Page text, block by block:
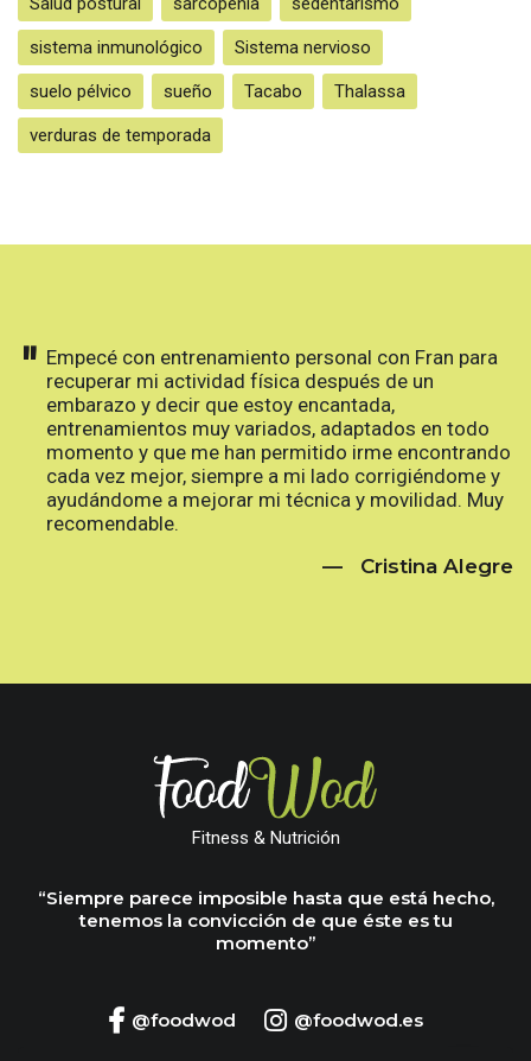
sistema inmunológico Sistema nervioso
suelo pélvico sueño Tacabo Thalassa
verduras de temporada
" Empecé con entrenamiento personal con Fran para
recuperar mi actividad física después de un
embarazo y decir que estoy encantada,
entrenamientos muy variados, adaptados en todo
momento y que me han permitido irme encontrando
cada vez mejor, siempre a mi lado corrigiéndome y
ayudándome a mejorar mi técnica y movilidad. Muy
recomendable.
— Cristina Alegre
Fitness & Nutrición
“Siempre parece imposible hasta que está hecho,
tenemos la convicción de que éste es tu
momento”
@foodwod @foodwod.es